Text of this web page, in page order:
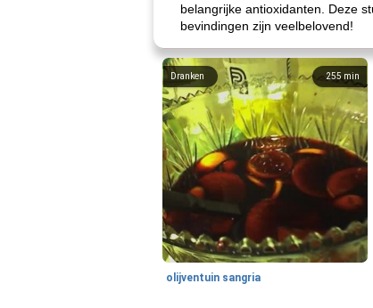
belangrijke antioxidanten. Deze
bevindingen zijn veelbelovend!
255 min
Dranken
olijventuin sangria